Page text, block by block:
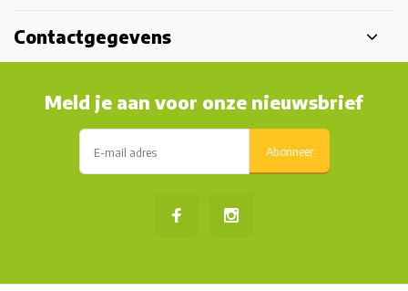
Contactgegevens
Meld je aan voor onze nieuwsbrief
Abonneer